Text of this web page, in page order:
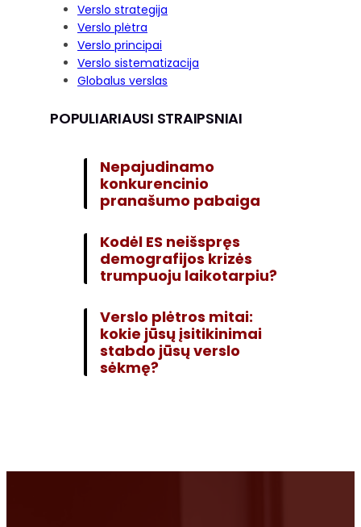
Verslo strategija
Verslo plėtra
Verslo principai
Verslo sistematizacija
Globalus verslas
POPULIARIAUSI STRAIPSNIAI
Nepajudinamo
konkurencinio
pranašumo pabaiga
Kodėl ES neišspręs
demografijos krizės
trumpuoju laikotarpiu?
Verslo plėtros mitai:
kokie jūsų įsitikinimai
stabdo jūsų verslo
sėkmę?